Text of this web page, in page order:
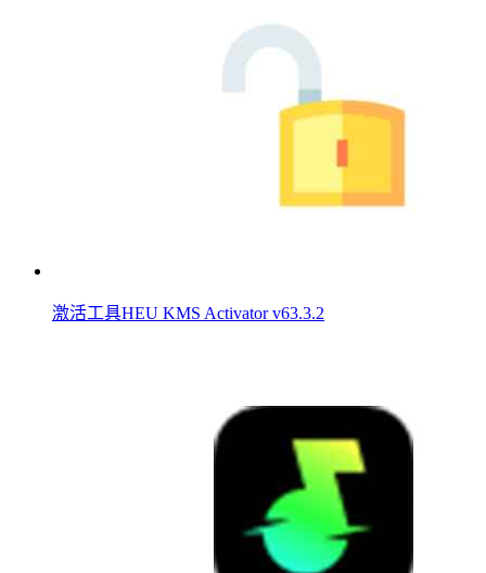
激活工具HEU KMS Activator v63.3.2